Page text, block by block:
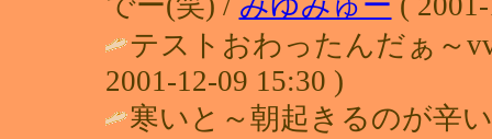
テストおわったんだぁ～
2001-12-09 15:30 )
寒いと～朝起きるのが辛